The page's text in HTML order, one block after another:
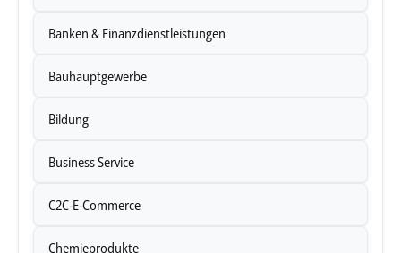
Banken & Finanzdienstleistungen
Bauhauptgewerbe
Bildung
Business Service
C2C-E-Commerce
Chemieprodukte